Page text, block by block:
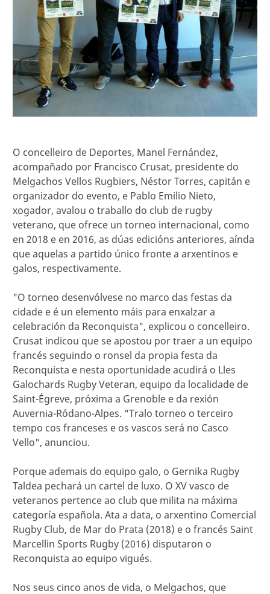
O concelleiro de Deportes, Manel Fernández,
acompañado por Francisco Crusat, presidente do
Melgachos Vellos Rugbiers, Néstor Torres, capitán e
organizador do evento, e Pablo Emilio Nieto,
xogador, avalou o traballo do club de rugby
veterano, que ofrece un torneo internacional, como
en 2018 e en 2016, as dúas edicións anteriores, aínda
que aquelas a partido único fronte a arxentinos e
galos, respectivamente.
"O torneo desenvólvese no marco das festas da
cidade e é un elemento máis para enxalzar a
celebración da Reconquista", explicou o concelleiro.
Crusat indicou que se apostou por traer a un equipo
francés seguindo o ronsel da propia festa da
Reconquista e nesta oportunidade acudirá o Lles
Galochards Rugby Veteran, equipo da localidade de
Saint-Égreve, próxima a Grenoble e da rexión
Auvernia-Ródano-Alpes. "Tralo torneo o terceiro
tempo cos franceses e os vascos será no Casco
Vello", anunciou.
Porque ademais do equipo galo, o Gernika Rugby
Taldea pechará un cartel de luxo. O XV vasco de
veteranos pertence ao club que milita na máxima
categoría española. Ata a data, o arxentino Comercial
Rugby Club, de Mar do Prata (2018) e o francés Saint
Marcellin Sports Rugby (2016) disputaron o
Reconquista ao equipo vigués.
Nos seus cinco anos de vida, o Melgachos, que